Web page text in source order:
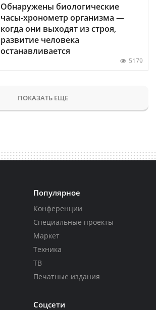
Обнаружены биологические
часы-хронометр организма —
когда они выходят из строя,
развитие человека
останавливается
5179
ПОКАЗАТЬ ЕЩЕ
Популярное
Конференции
Специальные проекты
Маркет
Техника
ТВ
Печатные издания
Соцсети